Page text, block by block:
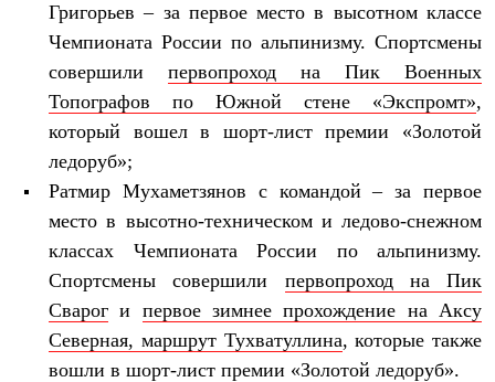
Софтшелл одежда
Куртки
Флисовая одежда
Куртки
Брюки
Жилеты
Комбинезоны
Термобелье
Комплект термобелья
Снаряжение
Палатки и тенты
Тенты
Аксессуары для палаток
Рюкзаки
Экспедиционные
Легкоходные
Альпинистские
Григорьев – за первое место в высотном классе
Чемпионата России по альпинизму. Спортсмены
совершили первопроход на Пик Военных
Топографов по Южной стене «Экспромт»,
который вошел в шорт-лист премии «Золотой
ледоруб»;
Ратмир Мухаметзянов с командой – за первое
место в высотно-техническом и ледово-снежном
классах Чемпионата России по альпинизму.
Спортсмены совершили первопроход на Пик
Сварог и первое зимнее прохождение на Аксу
Северная, маршрут Тухватуллина, которые также
вошли в шорт-лист премии «Золотой ледоруб».